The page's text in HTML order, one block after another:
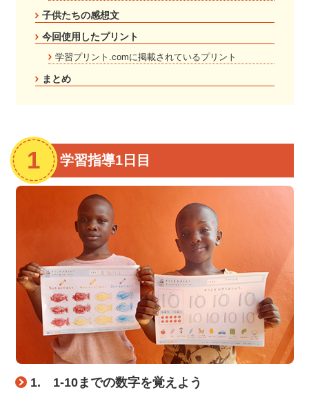
子供たちの感想文
今回使用したプリント
学習プリント.comに掲載されているプリント
まとめ
学習指導1日目
1. 1-10までの数字を覚えよう